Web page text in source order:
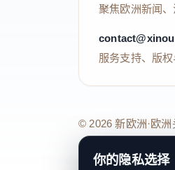
聚焦欧洲新闻
服务支持、版
© 2026 新欧洲·欧
关于我们
你的隐私选择